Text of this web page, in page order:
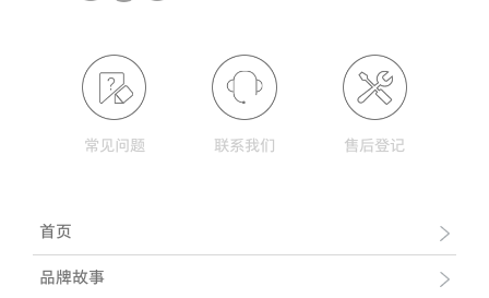
常见问题 联系我们 售后登记
首页
品牌故事